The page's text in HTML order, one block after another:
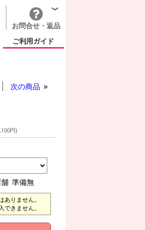
お問合せ・返品
ご利用ガイド
次の商品
円)
準備無
りません。
きません。